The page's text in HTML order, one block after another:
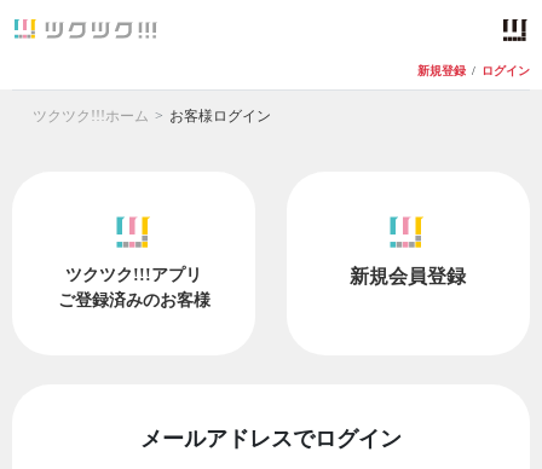
新規登録 / ログイン
ツクツク!!!ホーム お客様ログイン
ツクツク!!!アプリ
ご登録済みのお客様
新規会員登録
メールアドレスでログイン